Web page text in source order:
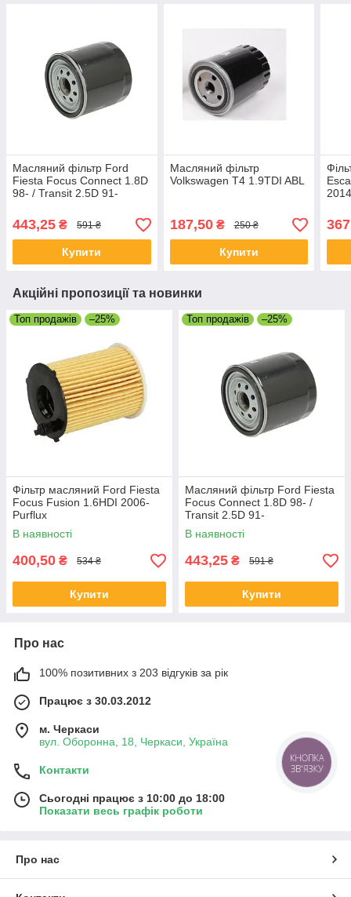
Масляний фільтр Ford
Fiesta Focus Connect 1.8D
98- / Transit 2.5D 91-
443,25 ₴ 591 ₴
Купити
Масляний фільтр
Volkswagen T4 1.9TDI ABL
187,50₴ 250 ₴
Купити
Акційні пропозиції та новинки
Топ продажів –25%
Фільтр масляний Ford Fiesta
Focus Fusion 1.6HDI 2006-
Purflux
В наявності
400,50 ₴ 534 ₴
Купити
Топ продажів –25%
Масляний фільтр Ford Fiesta
Focus Connect 1.8D 98- /
Transit 2.5D 91-
В наявності
443,25 ₴ 591 ₴
Купити
Про нас
100% позитивних з 203 відгуків за рік
Працює з 30.03.2012
м. Черкаси
вул. Оборонна, 18, Черкаси, Україна
Контакти
Сьогодні працює з 10:00 до 18:00
Показати весь графік роботи
Про нас
КНОПКА
ЗВ'ЯЗКУ